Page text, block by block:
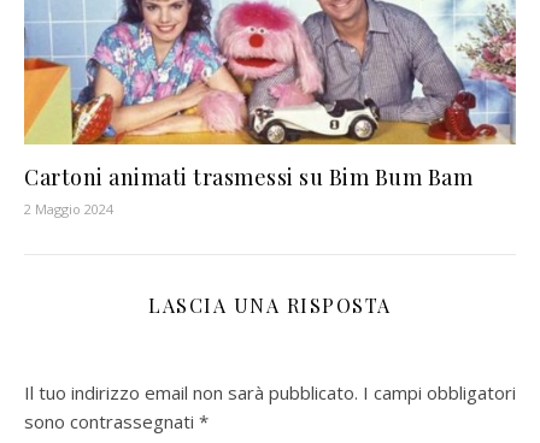
Cartoni animati trasmessi su Bim Bum Bam
2 Maggio 2024
LASCIA UNA RISPOSTA
Il tuo indirizzo email non sarà pubblicato. I campi obbligatori
sono contrassegnati *